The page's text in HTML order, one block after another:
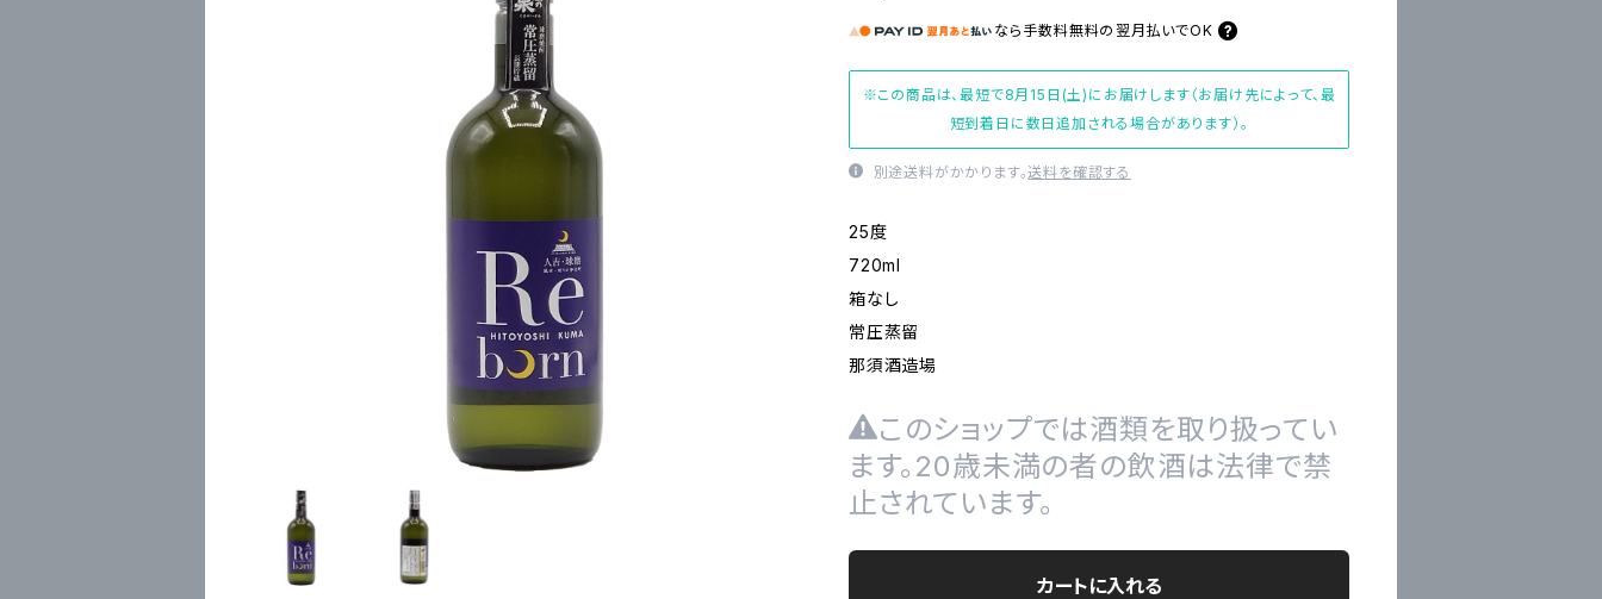
なら 手数料無料の 翌月払いでOK
※この商品は、最短で8月15日(土)にお届けします（お届け先によって、最
短到着日に数日追加される場合があります）。
別途送料がかかります。送料を確認する
25度
720ml
箱なし
常圧蒸留
那須酒造場
このショップでは酒類を取り扱ってい
ます。20歳未満の者の飲酒は法律で禁
止されています。
カートに入れる